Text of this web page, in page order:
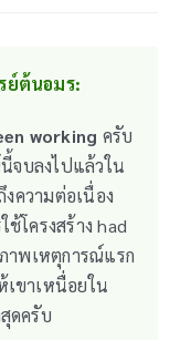
ย์ต้นอมร:
working ครับ
จบลงไปแล้วใน
ความต่อเนื่อง
โครงสร้าง had
าพเหตุการณ์แรก
เขาเหนื่อยใน
ดครับ